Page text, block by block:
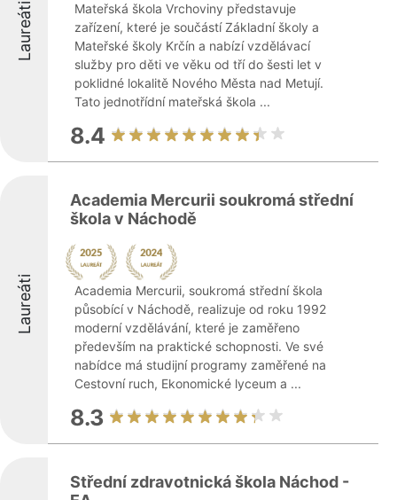
Laureáti
Mateřská škola Vrchoviny představuje
zařízení, které je součástí Základní školy a
Mateřské školy Krčín a nabízí vzdělávací
služby pro děti ve věku od tří do šesti let v
poklidné lokalitě Nového Města nad Metují.
Tato jednotřídní mateřská škola ...
8.4
Laureáti
Academia Mercurii soukromá střední
škola v Náchodě
Academia Mercurii, soukromá střední škola
působící v Náchodě, realizuje od roku 1992
moderní vzdělávání, které je zaměřeno
především na praktické schopnosti. Ve své
nabídce má studijní programy zaměřené na
Cestovní ruch, Ekonomické lyceum a ...
8.3
Střední zdravotnická škola Náchod -